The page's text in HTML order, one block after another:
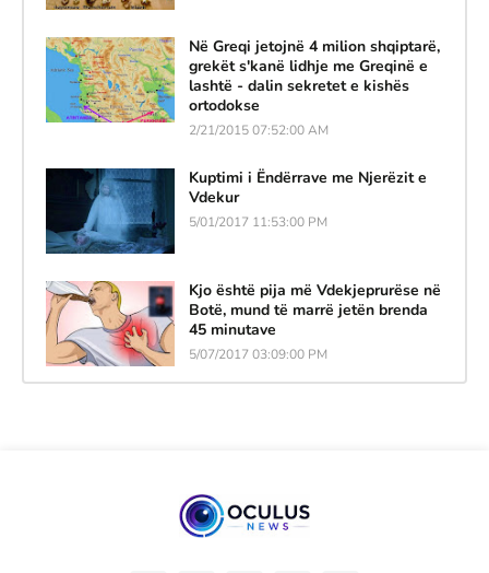
Në Greqi jetojnë 4 milion shqiptarë,
grekët s'kanë lidhje me Greqinë e
lashtë - dalin sekretet e kishës
ortodokse
2/21/2015 07:52:00 AM
Kuptimi i Ëndërrave me Njerëzit e
Vdekur
5/01/2017 11:53:00 PM
Kjo është pija më Vdekjeprurëse në
Botë, mund të marrë jetën brenda
45 minutave
5/07/2017 03:09:00 PM